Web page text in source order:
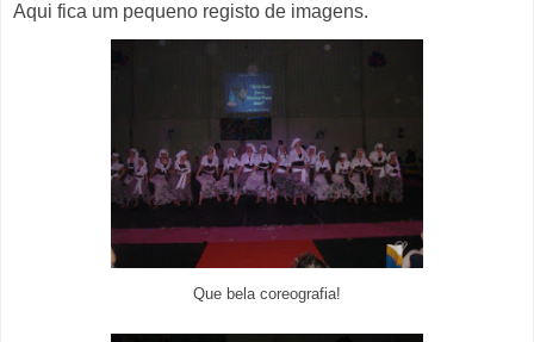
Aqui fica um pequeno registo de imagens.
Que bela coreografia!